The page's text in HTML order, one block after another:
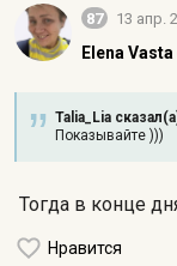
87 13 апр.
Elena Vasta
Talia_Lia
Показывайте )))
Тогда в конце
Нравится